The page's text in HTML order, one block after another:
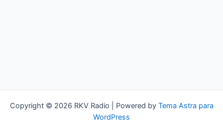
Copyright © 2026 RKV Radio | Powered by Tema Astra para
WordPress